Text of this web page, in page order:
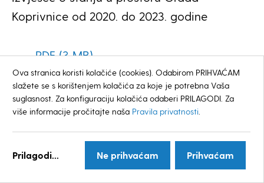
Koprivnice od 2020. do 2023. godine
PDF (3 MB)
WORD (5MB)
Ova stranica koristi kolačiće (cookies). Odabirom PRIHVAĆAM
slažete se s korištenjem kolačića za koje je potrebna Vaša
suglasnost. Za konfiguraciju kolačića odaberi PRILAGODI. Za
više informacije pročitajte naša Pravila privatnosti
Prilagodi... Ne prihvaćam Prihvaćam